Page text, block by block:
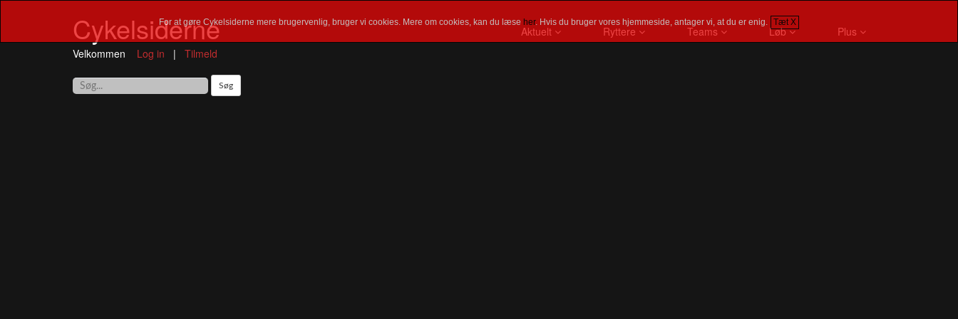
For at gøre Cykelsiderne mere brugervenlig, bruger vi cookies. Mere om cookies, kan du læse her. Hvis du bruger vores hjemmeside, antager vi, at du er enig. Tæt X
Cykelsiderne
Velkommen Log in | Tilmeld
Aktuelt Ryttere Teams Løb Plus